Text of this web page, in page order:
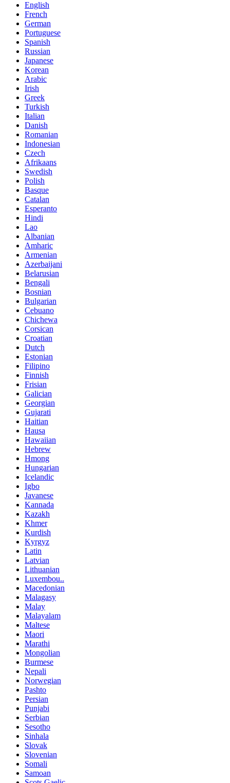
English
French
German
Portuguese
Spanish
Russian
Japanese
Korean
Arabic
Irish
Greek
Turkish
Italian
Danish
Romanian
Indonesian
Czech
Afrikaans
Swedish
Polish
Basque
Catalan
Esperanto
Hindi
Lao
Albanian
Amharic
Armenian
Azerbaijani
Belarusian
Bengali
Bosnian
Bulgarian
Cebuano
Chichewa
Corsican
Croatian
Dutch
Estonian
Filipino
Finnish
Frisian
Galician
Georgian
Gujarati
Haitian
Hausa
Hawaiian
Hebrew
Hmong
Hungarian
Icelandic
Igbo
Javanese
Kannada
Kazakh
Khmer
Kurdish
Kyrgyz
Latin
Latvian
Lithuanian
Luxembou..
Macedonian
Malagasy
Malay
Malayalam
Maltese
Maori
Marathi
Mongolian
Burmese
Nepali
Norwegian
Pashto
Persian
Punjabi
Serbian
Sesotho
Sinhala
Slovak
Slovenian
Somali
Samoan